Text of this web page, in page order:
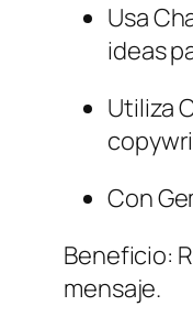
Usa
ideas
Utiliza
Con
Beneficio:
mensaje.